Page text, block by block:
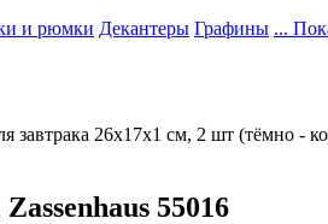
и рюмки Декантеры Графины ...
завтрака 26х17х1 см, 2 шт (тёмно -
55016